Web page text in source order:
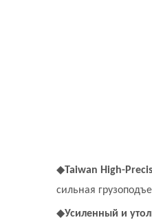
◆Taiwan High-
сильная
◆Усиленный и